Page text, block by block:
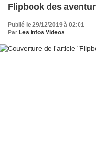
Flipbook des
Publié le 29/12/2019 à 02:01
Par Les Infos Videos